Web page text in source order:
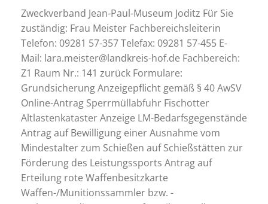
Zweckverband Jean-Paul-Museum Joditz Für Sie
zuständig: Frau Meister Fachbereichsleiterin
Telefon: 09281 57-357 Telefax: 09281 57-455 E-
Mail: lara.meister@landkreis-hof.de Fachbereich:
Z1 Raum Nr.: 141 zurück Formulare:
Grundsicherung Anzeigepflicht gemäß § 40 AwSV
Online-Antrag Sperrmüllabfuhr Fischotter
Altlastenkataster Anzeige LM-Bedarfsgegenstände
Antrag auf Bewilligung einer Ausnahme vom
Mindestalter zum Schießen auf Schießstätten zur
Förderung des Leistungssports Antrag auf
Erteilung rote Waffenbesitzkarte
Waffen-/Munitionssammler bzw. -